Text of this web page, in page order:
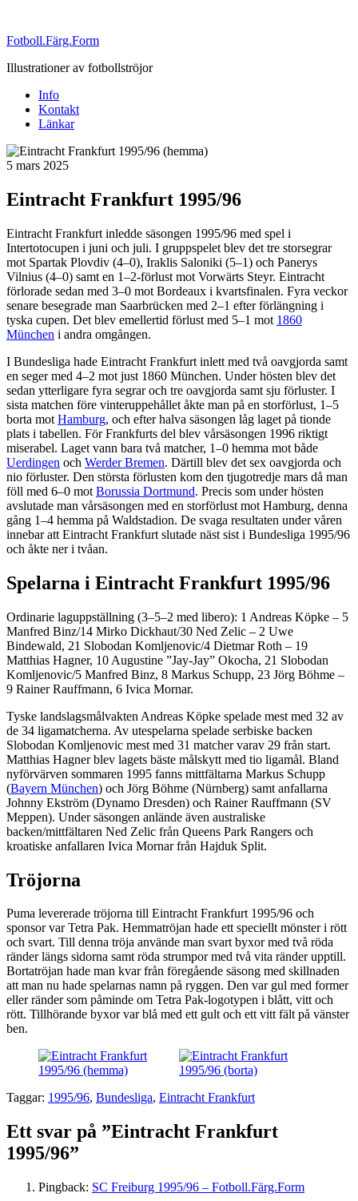
Fotboll.Färg.Form
Illustrationer av fotbollströjor
Info
Kontakt
Länkar
Publicerat
5 mars 2025
Eintracht Frankfurt 1995/96
Eintracht Frankfurt inledde säsongen 1995/96 med spel i
Intertotocupen i juni och juli. I gruppspelet blev det tre storsegrar
mot Spartak Plovdiv (4–0), Iraklis Saloniki (5–1) och Panerys
Vilnius (4–0) samt en 1–2-förlust mot Vorwärts Steyr. Eintracht
förlorade sedan med 3–0 mot Bordeaux i kvartsfinalen. Fyra veckor
senare besegrade man Saarbrücken med 2–1 efter förlängning i
tyska cupen. Det blev emellertid förlust med 5–1 mot 1860
München i andra omgången.
I Bundesliga hade Eintracht Frankfurt inlett med två oavgjorda samt
en seger med 4–2 mot just 1860 München. Under hösten blev det
sedan ytterligare fyra segrar och tre oavgjorda samt sju förluster. I
sista matchen före vinteruppehållet åkte man på en storförlust, 1–5
borta mot Hamburg, och efter halva säsongen låg laget på tionde
plats i tabellen. För Frankfurts del blev vårsäsongen 1996 riktigt
miserabel. Laget vann bara två matcher, 1–0 hemma mot både
Uerdingen och Werder Bremen. Därtill blev det sex oavgjorda och
nio förluster. Den största förlusten kom den tjugotredje mars då man
föll med 6–0 mot Borussia Dortmund. Precis som under hösten
avslutade man vårsäsongen med en storförlust mot Hamburg, denna
gång 1–4 hemma på Waldstadion. De svaga resultaten under våren
innebar att Eintracht Frankfurt slutade näst sist i Bundesliga 1995/96
och åkte ner i tvåan.
Spelarna i Eintracht Frankfurt 1995/96
Ordinarie laguppställning (3–5–2 med libero): 1 Andreas Köpke – 5
Manfred Binz/14 Mirko Dickhaut/30 Ned Zelic – 2 Uwe
Bindewald, 21 Slobodan Komljenovic/4 Dietmar Roth – 19
Matthias Hagner, 10 Augustine ”Jay-Jay” Okocha, 21 Slobodan
Komljenovic/5 Manfred Binz, 8 Markus Schupp, 23 Jörg Böhme –
9 Rainer Rauffmann, 6 Ivica Mornar.
Tyske landslagsmålvakten Andreas Köpke spelade mest med 32 av
de 34 ligamatcherna. Av utespelarna spelade serbiske backen
Slobodan Komljenovic mest med 31 matcher varav 29 från start.
Matthias Hagner blev lagets bäste målskytt med tio ligamål. Bland
nyförvärven sommaren 1995 fanns mittfältarna Markus Schupp
(Bayern München) och Jörg Böhme (Nürnberg) samt anfallarna
Johnny Ekström (Dynamo Dresden) och Rainer Rauffmann (SV
Meppen). Under säsongen anlände även australiske
backen/mittfältaren Ned Zelic från Queens Park Rangers och
kroatiske anfallaren Ivica Mornar från Hajduk Split.
Tröjorna
Puma levererade tröjorna till Eintracht Frankfurt 1995/96 och
sponsor var Tetra Pak. Hemmatröjan hade ett speciellt mönster i rött
och svart. Till denna tröja använde man svart byxor med två röda
ränder längs sidorna samt röda strumpor med två vita ränder upptill.
Bortatröjan hade man kvar från föregående säsong med skillnaden
att man nu hade spelarnas namn på ryggen. Den var gul med former
eller ränder som påminde om Tetra Pak-logotypen i blått, vitt och
rött. Tillhörande byxor var blå med ett gult och ett vitt fält på vänster
ben.
Taggar: 1995/96, Bundesliga, Eintracht Frankfurt
Ett svar på ”Eintracht Frankfurt
1995/96”
Pingback: SC Freiburg 1995/96 – Fotboll.Färg.Form